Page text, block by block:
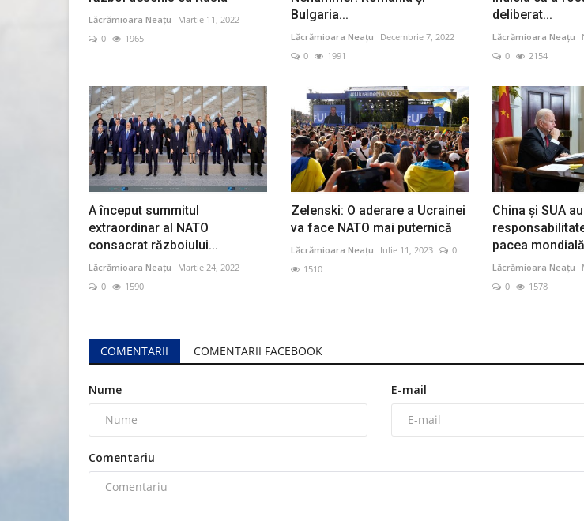
Lăcrămioara Neațu
Martie 11, 2022
0
1965
Bulgaria...
Lăcrămioara Neațu
Decembrie 7, 2022
0
1991
deliberat...
Lăcrămioara Neațu
0
2154
A început summitul
extraordinar al NATO
consacrat războiului...
Lăcrămioara Neațu
Martie 24, 2022
0
1590
Zelenski: O aderare a Ucrainei
va face NATO mai puternică
Lăcrămioara Neațu Iulie 11, 2023
0
1510
China şi SUA au
pacea
Lăcrămioara Neațu
0
1578
COMENTARII COMENTARII FACEBOOK
Nume E-mail
Comentariu